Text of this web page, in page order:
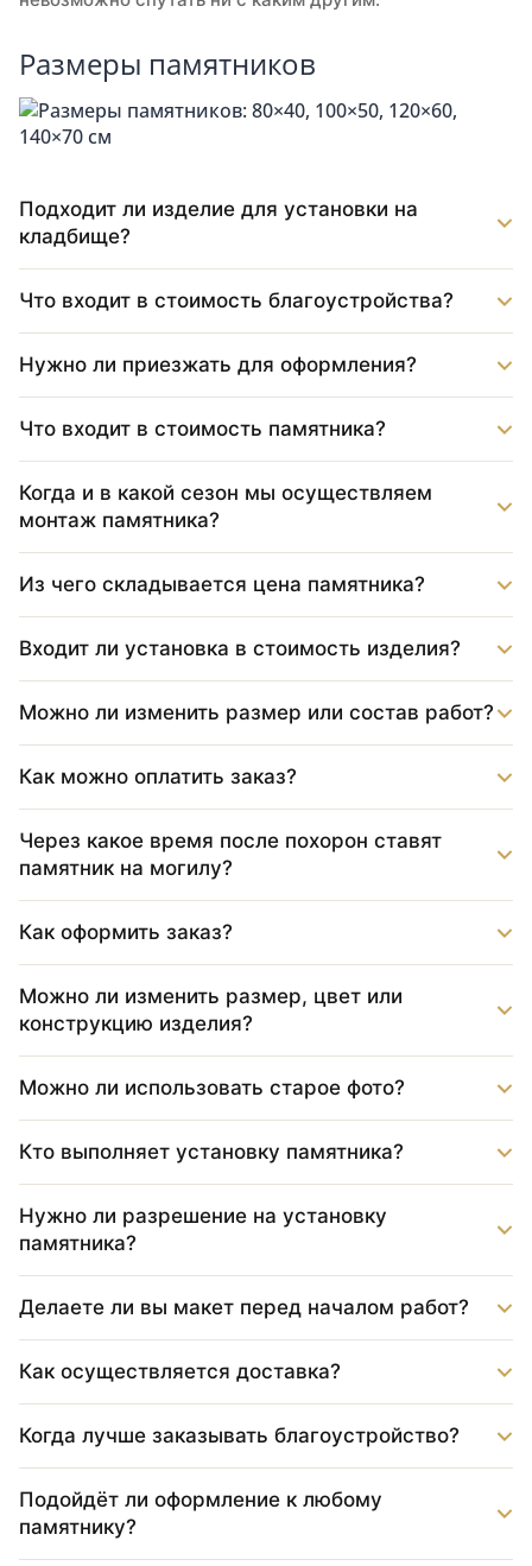
Размеры памятников
Подходит ли изделие для установки на
кладбище?
Что входит в стоимость благоустройства?
Нужно ли приезжать для оформления?
Что входит в стоимость памятника?
Когда и в какой сезон мы осуществляем
монтаж памятника?
Из чего складывается цена памятника?
Входит ли установка в стоимость изделия?
Можно ли изменить размер или состав работ?
Как можно оплатить заказ?
Через какое время после похорон ставят
памятник на могилу?
Как оформить заказ?
Можно ли изменить размер, цвет или
конструкцию изделия?
Можно ли использовать старое фото?
Кто выполняет установку памятника?
Нужно ли разрешение на установку
памятника?
Делаете ли вы макет перед началом работ?
Как осуществляется доставка?
Когда лучше заказывать благоустройство?
Подойдёт ли оформление к любому
памятнику?